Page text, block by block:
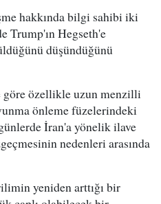
hakkında bilgi sahibi iki
Trump'ın Hegseth'e
düşündüğünü
göre özellikle uzun menzilli
önleme füzelerindeki
İran'a yönelik ilave
nedenleri arasında
yeniden arttığı bir